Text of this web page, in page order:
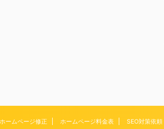
ホームページ修正 ホームページ料金表 SEO対策依頼